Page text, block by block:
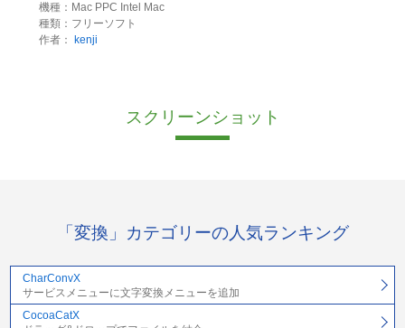
機種：Mac PPC Intel Mac
種類：フリーソフト
作者：
kenji
スクリーンショット
「変換」カテゴリーの人気ランキング
CharConvX
サービスメニューに文字変換メニューを追加
CocoaCatX